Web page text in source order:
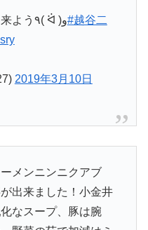
めっちゃ美味かった、また来よう٩( ᐛ )و#越谷二
2019年3月10日
メンニンニクアブ
出来ました！小金井
なスープ、豚は腕